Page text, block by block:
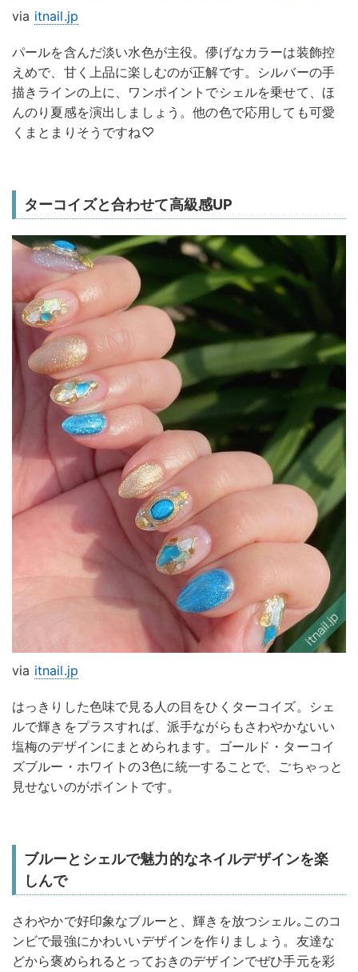
via itnail.jp
パールを含んだ淡い水色が主役。儚げなカラーは装飾控
えめで、甘く上品に楽しむのが正解です。シルバーの手
描きラインの上に、ワンポイントでシェルを乗せて、ほ
んのり夏感を演出しましょう。他の色で応用しても可愛
くまとまりそうですね♡
ターコイズと合わせて高級感UP
via itnail.jp
はっきりした色味で見る人の目をひくターコイズ。シェ
ルで輝きをプラスすれば、派手ながらもさわやかないい
塩梅のデザインにまとめられます。ゴールド・ターコイ
ズブルー・ホワイトの3色に統一することで、ごちゃっと
見せないのがポイントです。
ブルーとシェルで魅力的なネイルデザインを楽
しんで
さわやかで好印象なブルーと、輝きを放つシェル｡このコ
ンビで最強にかわいいデザインを作りましょう。友達な
どから褒められるとっておきのデザインでぜひ手元を彩